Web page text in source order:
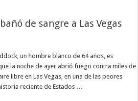
de sangre a Las Vegas
un hombre blanco de 64 años, es
la noche de ayer abrió fuego contra miles de
libre en Las Vegas, en una de las peores
reciente de Estados …